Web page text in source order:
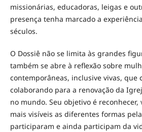
missionárias, educadoras, leigas e
presença tenha marcado a
séculos.
O Dossiê não se limita às grandes
também se abre à reflexão sobre
contemporâneas, inclusive vivas, que
colaborando para a renovação da
no mundo. Seu objetivo é
mais visíveis as diferentes formas
participaram e ainda participam da